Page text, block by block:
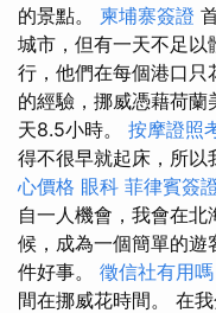
的景點。 柬埔寨簽證
城市，但有一天不足以
行，他們在每個港口只
的經驗，挪威憑藉荷蘭
天8.5小時。 按摩證照
得不很早就起床，所以
心價格 眼科 菲律賓簽
自一人機會，我會在北
候，成為一個簡單的遊
件好事。 徵信社有用嗎
間在挪威花時間。 在